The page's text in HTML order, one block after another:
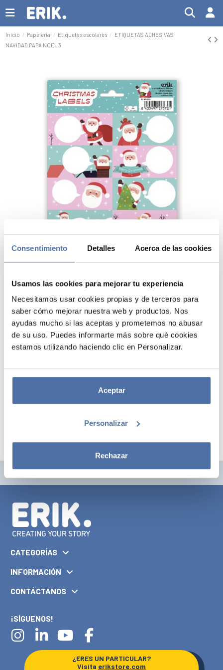
Consentimiento Detalles Acerca de las cookies
Usamos las cookies para mejorar tu experiencia
Necesitamos usar cookies propias y de terceros para
saber cómo mejorar nuestra web y productos. Nos
ayudas mucho si las aceptas y prometemos no abusar
de su uso. Puedes informarte más sobre qué cookies
estamos utilizando haciendo clic en Personalizar.
Aceptar
Personalizar
Rechazar
Inicio Papelería Etiquetas escolares
ETIQUETAS ADHESIVAS
NAVIDAD PAPA NOEL 3
ETIQUETAS ADHESIVAS NAVIDAD
PAPA NOEL 3
CATEGORÍAS
INFORMACIÓN
CONTÁCTANOS
¡SÍGUENOS!
¿ERES UN PARTICULAR?
Visita erikstore.com